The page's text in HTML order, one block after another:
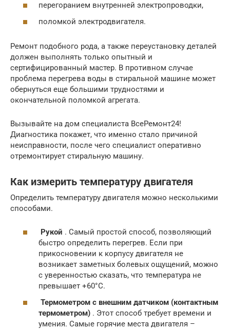
перегоранием внутренней электропроводки,
поломкой электродвигателя.
Ремонт подобного рода, а также переустановку деталей
должен выполнять только опытный и
сертифицированный мастер. В противном случае
проблема перегрева воды в стиральной машине может
обернуться еще большими трудностями и
окончательной поломкой агрегата.
Вызывайте на дом специалиста ВсеРемонт24!
Диагностика покажет, что именно стало причиной
неисправности, после чего специалист оперативно
отремонтирует стиральную машину.
Как измерить температуру двигателя
Определить температуру двигателя можно несколькими
способами.
Рукой . Самый простой способ, позволяющий
быстро определить перегрев. Если при
прикосновении к корпусу двигателя не
возникает заметных болевых ощущений, можно
с уверенностью сказать, что температура не
превышает +60°С.
Термометром с внешним датчиком (контактным
термометром) . Этот способ требует времени и
умения. Самые горячие места двигателя –